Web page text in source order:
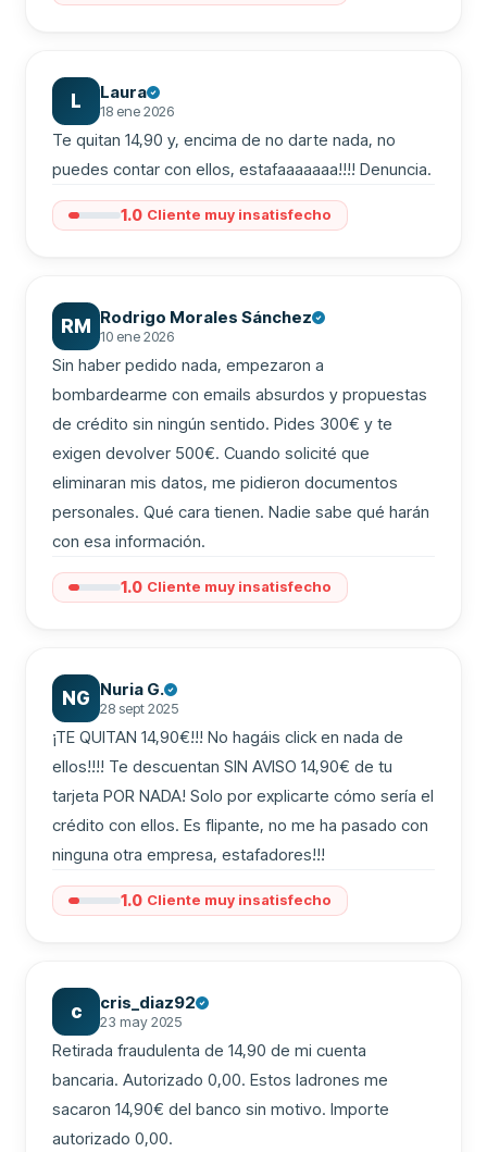
L Laura
18 ene 2026
Te quitan 14,90 y, encima de no darte nada, no
puedes contar con ellos, estafaaaaaaa!!!! Denuncia.
1.0 Cliente muy insatisfecho
RM Rodrigo Morales Sánchez
10 ene 2026
Sin haber pedido nada, empezaron a
bombardearme con emails absurdos y propuestas
de crédito sin ningún sentido. Pides 300€ y te
exigen devolver 500€. Cuando solicité que
eliminaran mis datos, me pidieron documentos
personales. Qué cara tienen. Nadie sabe qué harán
con esa información.
1.0 Cliente muy insatisfecho
NG Nuria G.
28 sept 2025
¡TE QUITAN 14,90€!!! No hagáis click en nada de
ellos!!!! Te descuentan SIN AVISO 14,90€ de tu
tarjeta POR NADA! Solo por explicarte cómo sería el
crédito con ellos. Es flipante, no me ha pasado con
ninguna otra empresa, estafadores!!!
1.0 Cliente muy insatisfecho
c cris_diaz92
23 may 2025
Retirada fraudulenta de 14,90 de mi cuenta
bancaria. Autorizado 0,00. Estos ladrones me
sacaron 14,90€ del banco sin motivo. Importe
autorizado 0,00.